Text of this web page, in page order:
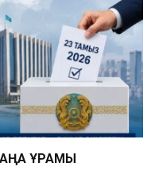
ҚҰРАМЫ